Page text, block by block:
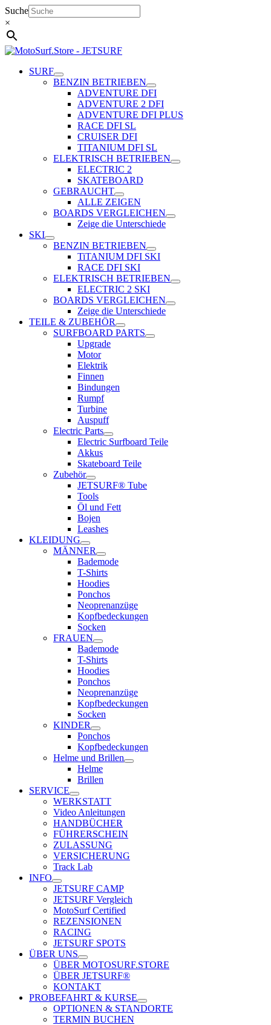
Zum
Inhalt
springen
Suche
×
SURF
BENZIN BETRIEBEN
ADVENTURE DFI
ADVENTURE 2 DFI
ADVENTURE DFI PLUS
RACE DFI SL
CRUISER DFI
TITANIUM DFI SL
ELEKTRISCH BETRIEBEN
ELECTRIC 2
SKATEBOARD
GEBRAUCHT
ALLE ZEIGEN
BOARDS VERGLEICHEN
Zeige die Unterschiede
SKI
BENZIN BETRIEBEN
TiTANIUM DFI SKI
RACE DFI SKI
ELEKTRISCH BETRIEBEN
ELECTRIC 2 SKI
BOARDS VERGLEICHEN
Zeige die Unterschiede
TEILE & ZUBEHÖR
SURFBOARD PARTS
Upgrade
Motor
Elektrik
Finnen
Bindungen
Rumpf
Turbine
Auspuff
Electric Parts
Electric Surfboard Teile
Akkus
Skateboard Teile
Zubehör
JETSURF® Tube
Tools
Öl und Fett
Bojen
Leashes
KLEIDUNG
MÄNNER
Bademode
T-Shirts
Hoodies
Ponchos
Neoprenanzüge
Kopfbedeckungen
Socken
FRAUEN
Bademode
T-Shirts
Hoodies
Ponchos
Neoprenanzüge
Kopfbedeckungen
Socken
KINDER
Ponchos
Kopfbedeckungen
Helme und Brillen
Helme
Brillen
SERVICE
WERKSTATT
Video Anleitungen
HANDBÜCHER
FÜHRERSCHEIN
ZULASSUNG
VERSICHERUNG
Track Lab
INFO
JETSURF CAMP
JETSURF Vergleich
MotoSurf Certified
REZENSIONEN
RACING
JETSURF SPOTS
ÜBER UNS
ÜBER MOTOSURF.STORE
ÜBER JETSURF®
KONTAKT
PROBEFAHRT & KURSE
OPTIONEN & STANDORTE
TERMIN BUCHEN